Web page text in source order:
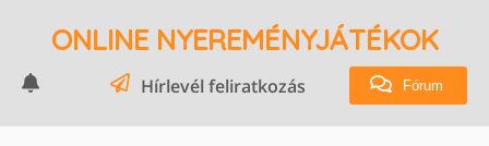
ONLINE NYEREMÉNYJÁTÉKOK
Hírlevél feliratkozás Fórum